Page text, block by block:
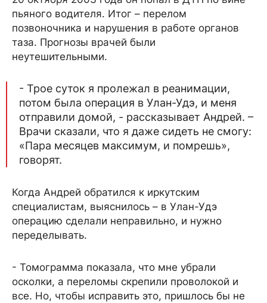
пьяного водителя. Итог – перелом
позвоночника и нарушения в работе органов
таза. Прогнозы врачей были
неутешительными.
- Трое суток я пролежал в реанимации,
потом была операция в Улан-Удэ, и меня
отправили домой, - рассказывает Андрей. –
Врачи сказали, что я даже сидеть не смогу:
«Пара месяцев максимум, и помрешь»,
говорят.
Когда Андрей обратился к иркутским
специалистам, выяснилось – в Улан-Удэ
операцию сделали неправильно, и нужно
переделывать.
- Томограмма показала, что мне убрали
осколки, а переломы скрепили проволокой и
все. Но, чтобы исправить это, пришлось бы не